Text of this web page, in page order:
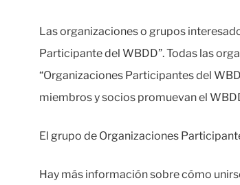
Las organizaciones o grupos
Participante del WBDD”. Todas las
“Organizaciones Participantes del
miembros y socios promuevan el
El grupo de Organizaciones
Hay más información sobre cómo